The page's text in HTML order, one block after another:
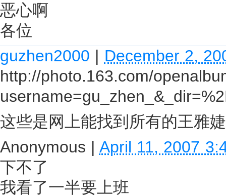
恶心啊
各位
guzhen2000 | December 2,
http://photo.163.com/
这些是网上能找到所有的王雅
Anonymous | April 11, 2007
下不了
我看了一半要上班